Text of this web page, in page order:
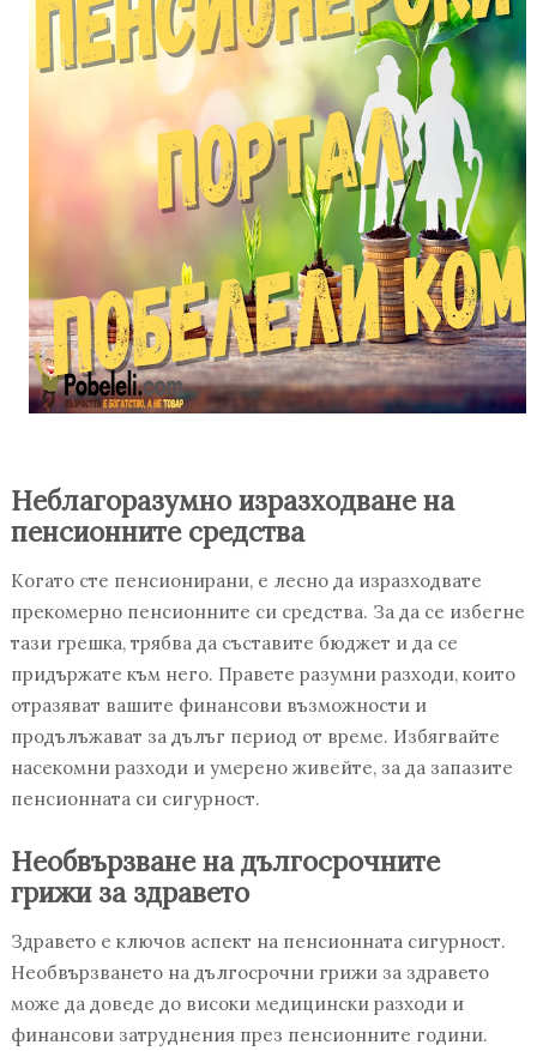
Неблагоразумно изразходване на
пенсионните средства
Когато сте пенсионирани, е лесно да изразходвате
прекомерно пенсионните си средства. За да се избегне
тази грешка, трябва да съставите бюджет и да се
придържате към него. Правете разумни разходи, които
отразяват вашите финансови възможности и
продълъжават за дълъг период от време. Избягвайте
насекомни разходи и умерено живейте, за да запазите
пенсионната си сигурност.
Необвързване на дългосрочните
грижи за здравето
Здравето е ключов аспект на пенсионната сигурност.
Необвързването на дългосрочни грижи за здравето
може да доведе до високи медицински разходи и
финансови затруднения през пенсионните години.